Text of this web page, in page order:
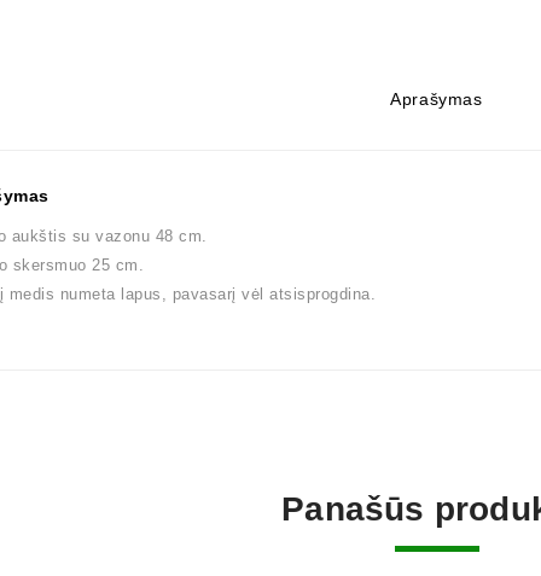
Aprašymas
aukštis su vazonu 48 cm.
skersmuo 25 cm.
medis numeta lapus, pavasarį vėl atsisprogdina.
Panašūs